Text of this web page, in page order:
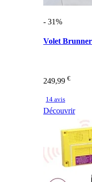
- 31%
Volet
249,99 €
14 avis
Découvrir